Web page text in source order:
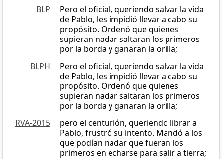
BLP
Pero el oficial, queriendo salvar la vida
de Pablo, les impidió llevar a cabo su
propósito. Ordenó que quienes
supieran nadar saltaran los primeros
por la borda y ganaran la orilla;
BLPH
Pero el oficial, queriendo salvar la vida
de Pablo, les impidió llevar a cabo su
propósito. Ordenó que quienes
supieran nadar saltaran los primeros
por la borda y ganaran la orilla;
RVA-2015
pero el centurión, queriendo librar a
Pablo, frustró su intento. Mandó a los
que podían nadar que fueran los
primeros en echarse para salir a tierra;